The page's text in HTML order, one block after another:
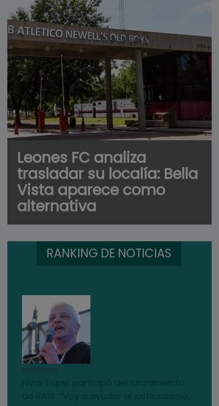
Leones FC analiza
trasladar su localía: Bella
Vista aparece como
alternativa
RANKING DE NOTICIAS
03/08/2026